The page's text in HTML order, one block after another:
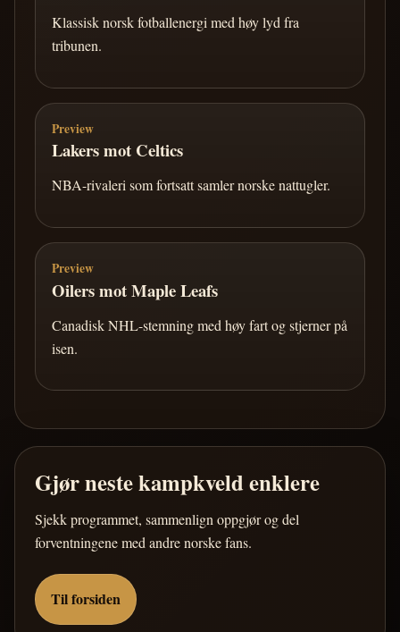
Klassisk norsk fotballenergi med høy lyd fra
tribunen.
Preview
Lakers mot Celtics
NBA-rivaleri som fortsatt samler norske nattugler.
Preview
Oilers mot Maple Leafs
Canadisk NHL-stemning med høy fart og stjerner på
isen.
Gjør neste kampkveld enklere
Sjekk programmet, sammenlign oppgjør og del
forventningene med andre norske fans.
Til forsiden